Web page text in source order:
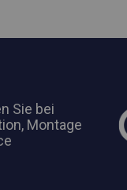
Sie bei
Montage